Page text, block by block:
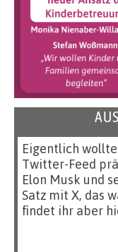
Eigentlich
Twitter-Feed
Elon Musk und
Satz mit X, das
findet ihr aber